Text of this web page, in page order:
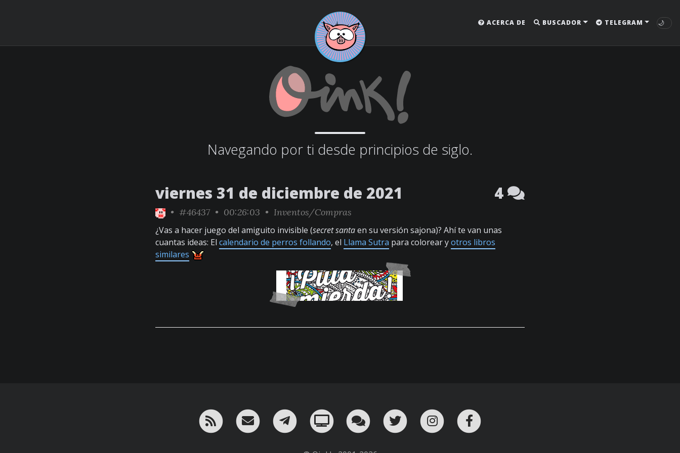
ACERCA DE BUSCADOR TELEGRAM 🌙
Navegando por ti desde principios de siglo.
viernes 31 de diciembre de 2021 4
• #46437 • 00:26:03 • Inventos/Compras
¿Vas a hacer juego del amiguito invisible (secret santaen su versión sajona)? Ahí te van unas
cuantas ideas: El calendario de perros follando, el Llama Sutra para colorear yotros libros
similares
RSS ¡Mándame un email!
¡Nuestro canal en Telegram!
Oink! TV Charla con nosotros en Telegram
Twitter Instagram